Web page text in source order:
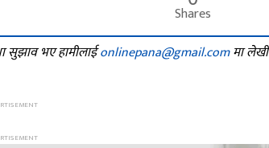
Shares
सुझाव भए हामीलाईonlinepana@gmail.comमा लेखी